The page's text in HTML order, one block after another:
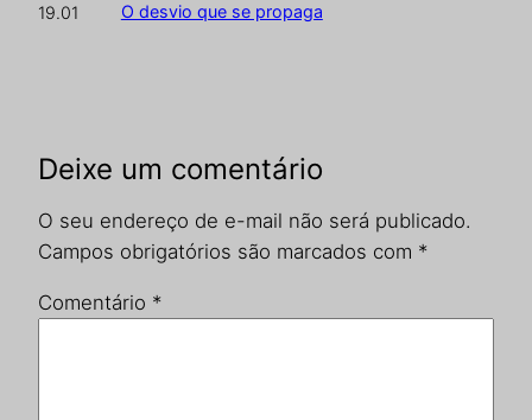
19.01 O desvio que se propaga
Deixe um comentário
O seu endereço de e-mail não será publicado.
Campos obrigatórios são marcados com *
Comentário *